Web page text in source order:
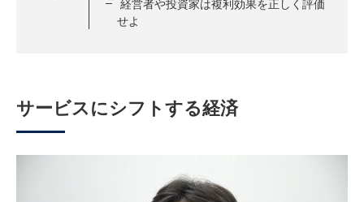
経営者や投資家は複利効果を正しく評価
せよ
サービスにシフトする経済